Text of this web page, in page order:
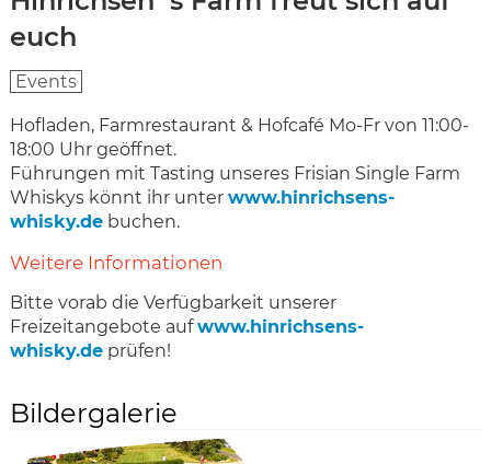
euch
Events
Hofladen, Farmrestaurant & Hofcafé Mo-Fr von 11:00-
18:00 Uhr geöffnet.
Führungen mit Tasting unseres Frisian Single Farm
Whiskys könnt ihr unter www.hinrichsens-
whisky.debuchen.
Weitere Informationen
Bitte vorab die Verfügbarkeit unserer
Freizeitangebote aufwww.hinrichsens-
whisky.deprüfen!
Bildergalerie